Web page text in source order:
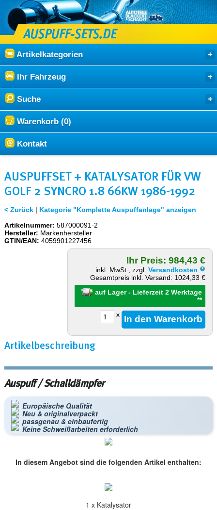
Artikelkategorien
Ihr Fahrzeug
Suche
Warenkorb (0)
Kontakt
AUSPUFFSET + KATALYSATOR FÜR VW
GOLF 2 SYNCRO 1.8 66KW 1986-1992
< Zurück| Kategorie "Komplette Auspuffanlage" anzeigen
Artikelnummer: 587000091-2
Hersteller: Markenhersteller
GTIN/EAN: 4059901227456
Ihr Preis: 984,43 €
inkl. MwSt., zzgl.Versandkosten
Gesamtpreis inkl. Versand: 1024,33 €
auf Lager - Lieferzeit 2 Werktage
**
x
Artikelbeschreibung
Auspuff / Schalldämpfer
Europäische Qualität
Neu & originalverpackt
passgenau & einbaufertig
Keine Schweißarbeiten erforderlich
In diesem Angebot sind die folgenden Artikel enthalten:
1 x Katalysator